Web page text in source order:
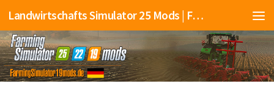
Landwirtschafts Simulator 25 Mods | Farming Simulator 25 Mods | FS25 Mods